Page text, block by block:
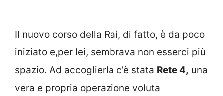
Il nuovo corso della Rai, di fatto, è da poco
iniziato e,per lei, sembrava non esserci più
spazio. Ad accoglierla c’è stata Rete 4, una
vera e propria operazione voluta